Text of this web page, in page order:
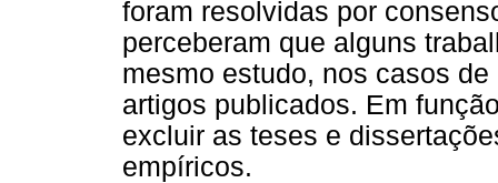
foram resolvidas por
perceberam que alguns
mesmo estudo, nos casos
artigos publicados. Em
excluir as teses e
empíricos.